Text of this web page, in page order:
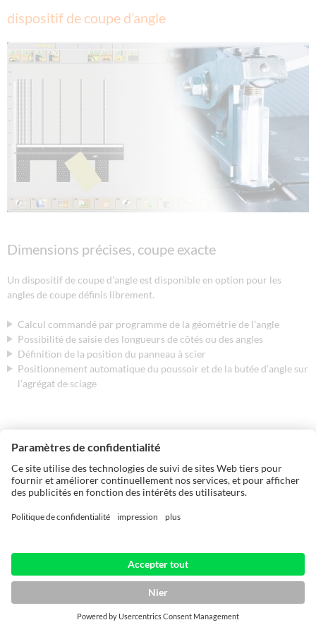
dispositif de coupe d’angle
Dimensions précises, coupe exacte
Un dispositif de coupe d’angle est disponible en option pour les
angles de coupe définis librement.
Calcul commandé par programme de la géométrie de l’angle
Possibilité de saisie des longueurs de côtés ou des angles
Définition de la position du panneau à scier
Positionnement automatique du poussoir et de la butée d’angle sur
l’agrégat de sciage